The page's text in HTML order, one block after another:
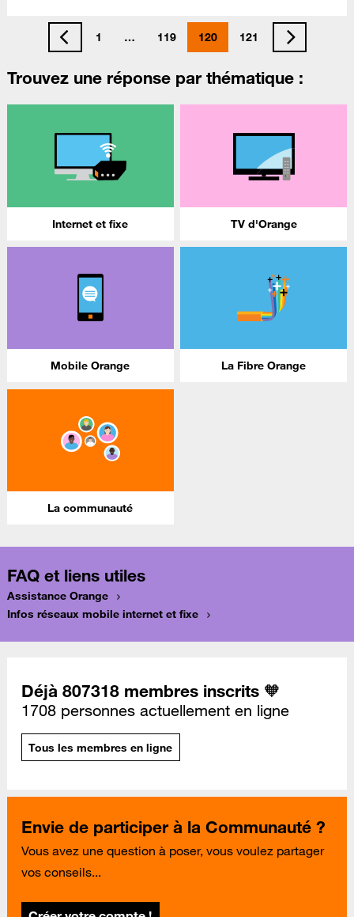
1 … 119 120 121
Trouvez une réponse par thématique :
Internet et fixe TV d'Orange
Mobile Orange La Fibre Orange
La communauté
FAQ et liens utiles
Assistance Orange
Infos réseaux mobile internet et fixe
Déjà 807318 membres inscrits 🧡
1708 personnes actuellement en ligne
Tous les membres en ligne
Envie de participer à la Communauté ?
Vous avez une question à poser, vous voulez partager
vos conseils...